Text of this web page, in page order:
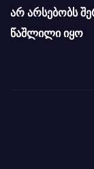
არ არსებობს
წაშლილი იყო